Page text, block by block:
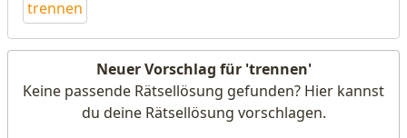
trennen
Neuer Vorschlag für 'trennen'
Keine passende Rätsellösung gefunden? Hier kannst
du deine Rätsellösung vorschlagen.